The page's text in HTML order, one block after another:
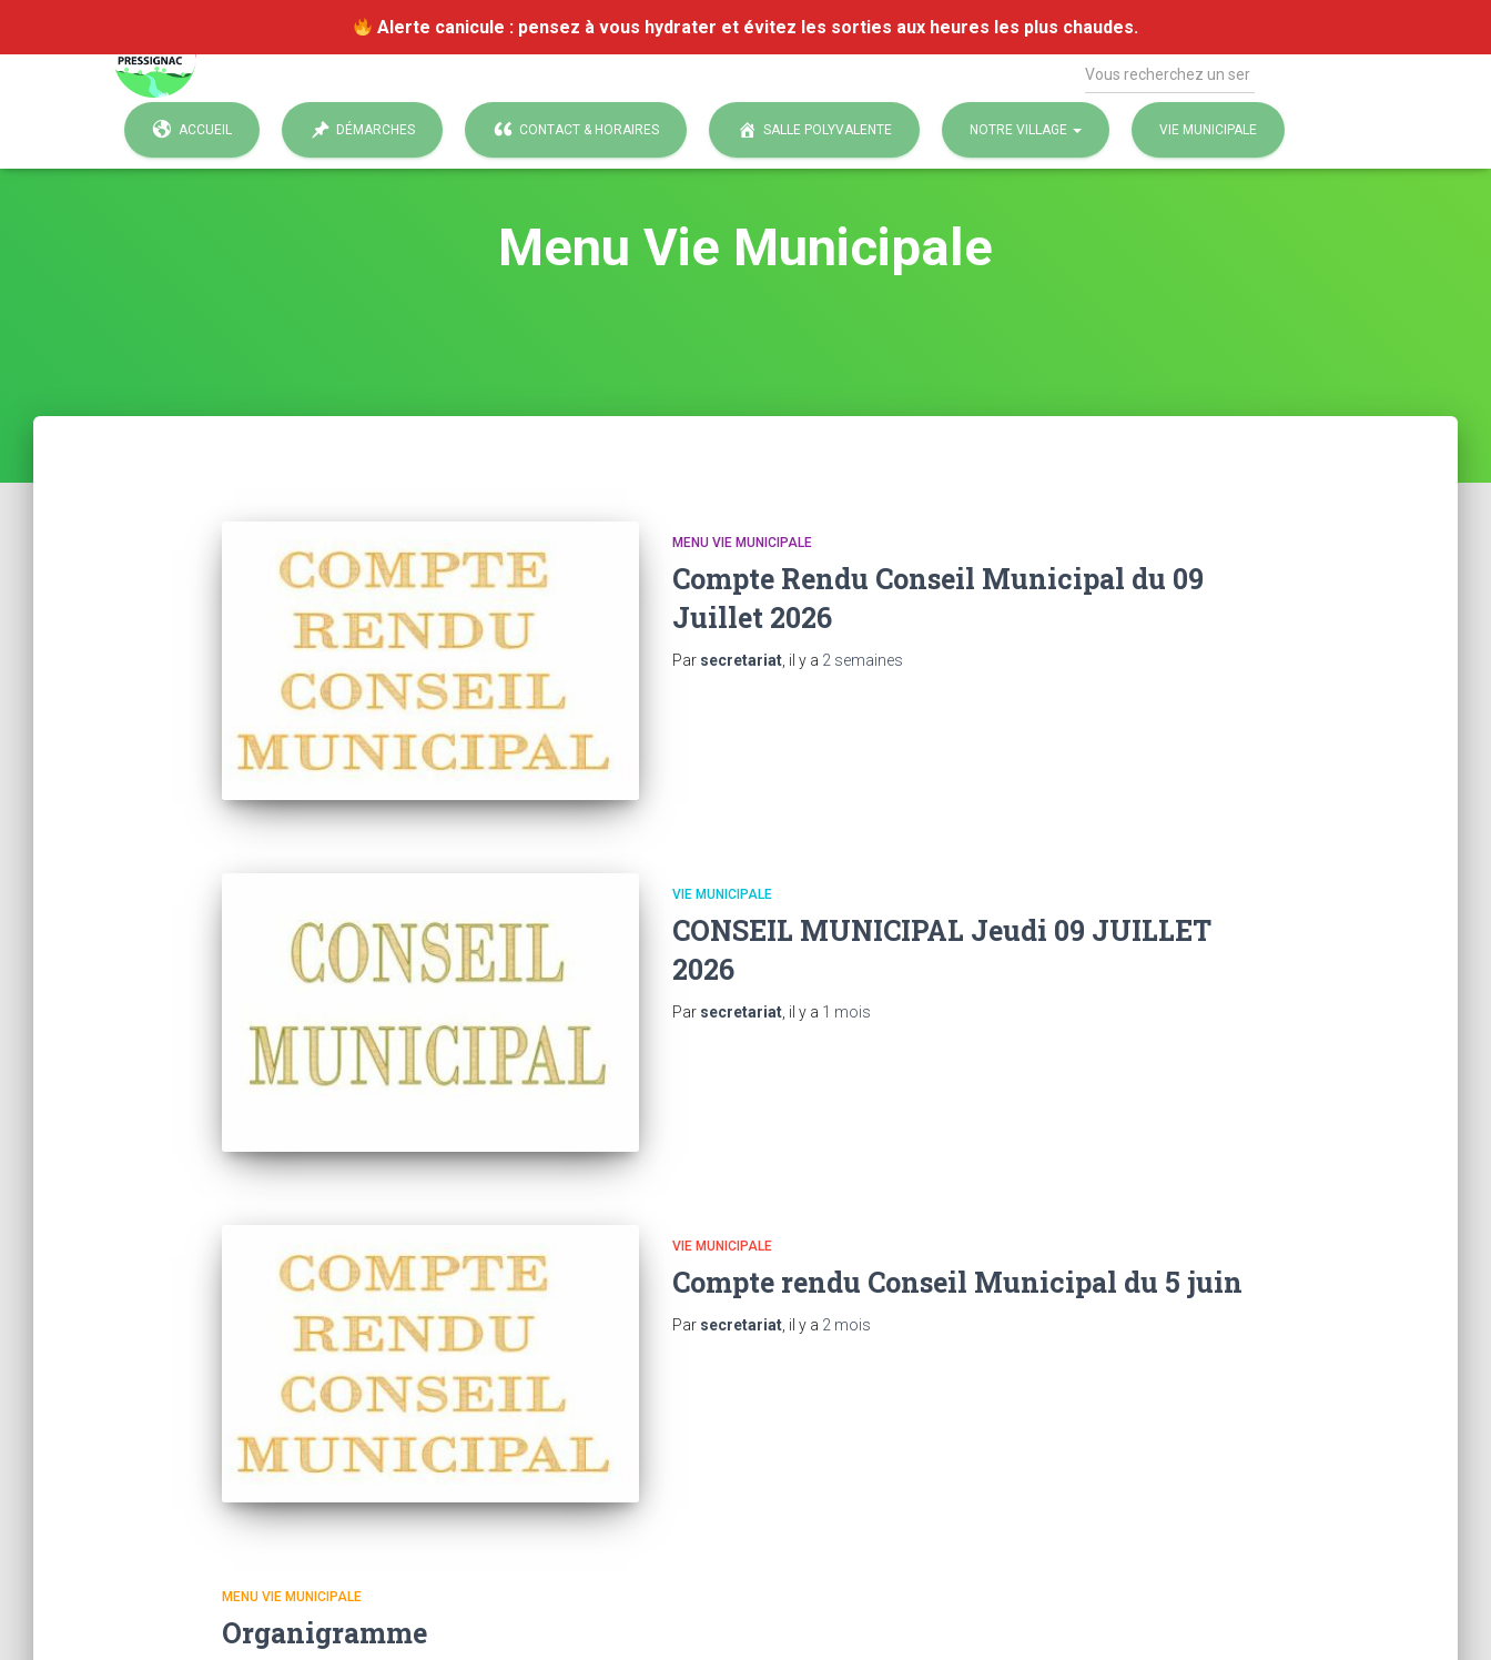
Alerte canicule : pensez à vous hydrater et évitez les sorties aux heures les plus chaudes.
Rechercher
ACCUEIL DÉMARCHES CONTACT & HORAIRES SALLE POLYVALENTE NOTRE VILLAGE VIE MUNICIPALE
Menu Vie Municipale
MENU VIE MUNICIPALE
Compte Rendu Conseil Municipal du 09
Juillet 2026
Par secretariat, il y a 2 semaines
VIE MUNICIPALE
CONSEIL MUNICIPAL Jeudi 09 JUILLET
2026
Par secretariat, il y a 1 mois
VIE MUNICIPALE
Compte rendu Conseil Municipal du 5 juin
Par secretariat, il y a 2 mois
MENU VIE MUNICIPALE
Organigramme